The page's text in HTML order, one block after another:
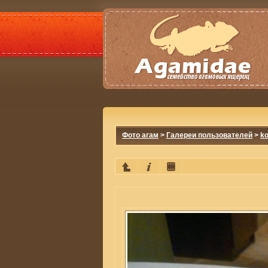
Фото агам > Галереи пользователей >